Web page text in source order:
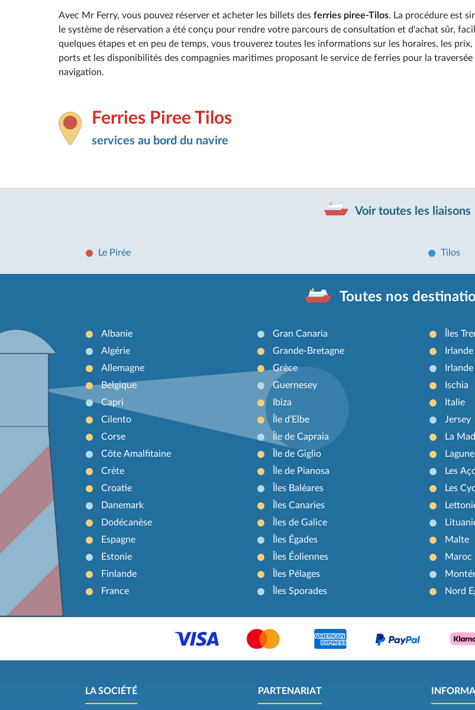
Avec Mr Ferry, vous pouvez réserver et acheter les billets des ferries piree-Tilos. La procédure est
le système de réservation a été conçu pour rendre votre parcours de consultation et d'achat sûr,
quelques étapes et en peu de temps, vous trouverez toutes les informations sur les horaires, les prix,
ports et les disponibilités des compagnies maritimes proposant le service de ferries pour la traversée
navigation.
Ferries Piree Tilos
services au bord du navire
Voir toutes les liaisons
Le Pirée Tilos
Toutes nos
Albanie
Algérie
Allemagne
Belgique
Capri
Cilento
Corse
Côte Amalfitaine
Crète
Croatie
Danemark
Dodécanèse
Espagne
Estonie
Finlande
France
Gran Canaria
Grande-Bretagne
Grèce
Guernesey
Ibiza
Île d’Elbe
Île de Capraia
Île de Giglio
Île de Pianosa
Îles Baléares
Îles Canaries
Îles de Galice
Îles Égades
Îles Éoliennes
Îles Pélages
Îles Sporades
Îles
Irlande
Ischia
Italie
Jersey
La
Les
Les
Malte
Maroc
Nord
LA SOCIÉTÉ PARTENARIAT